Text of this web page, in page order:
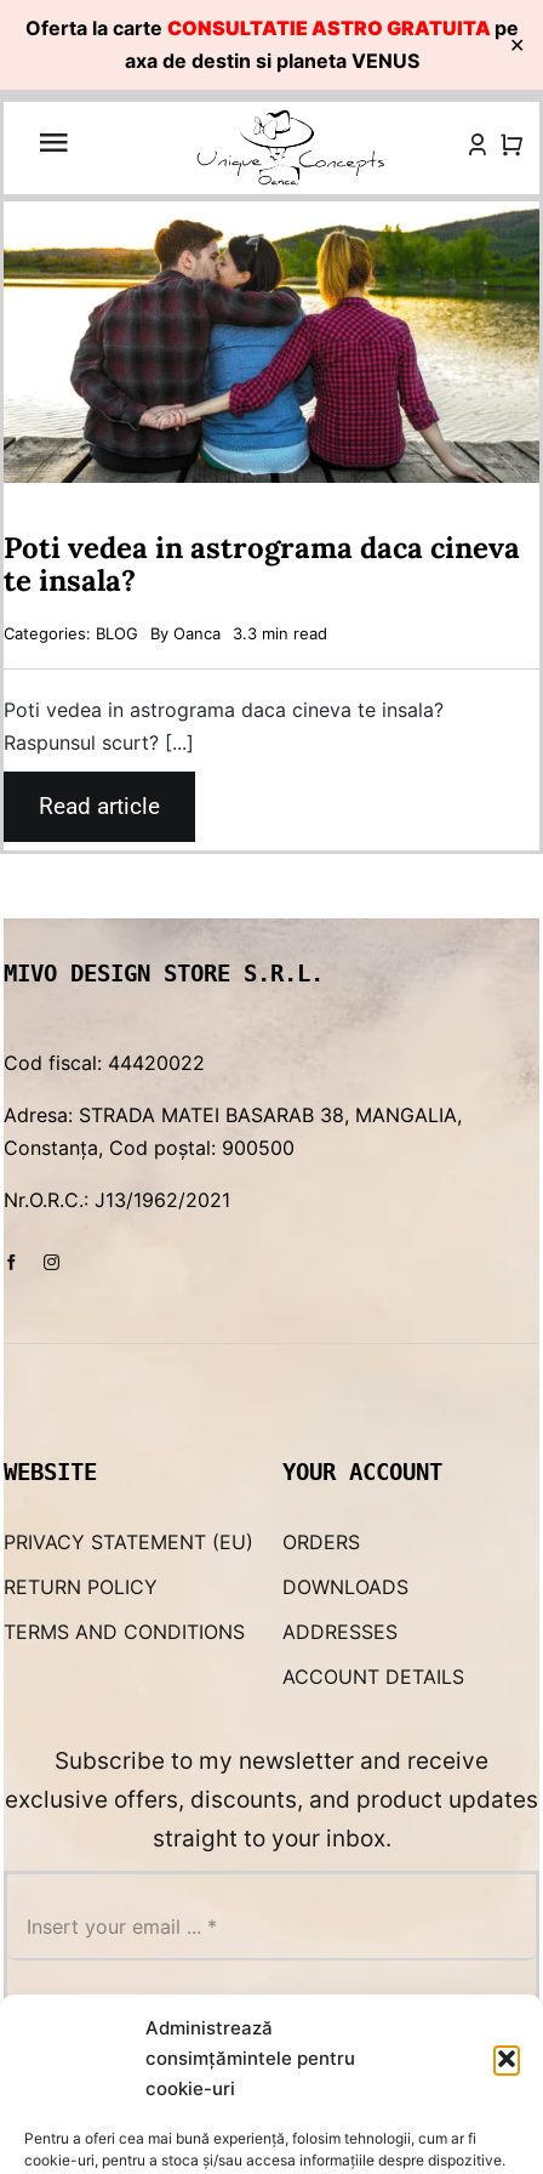
Oferta la carte CONSULTATIE ASTRO GRATUITA pe
axa de destin si planeta VENUS
✕
Administrează
consimțămintele pentru
cookie-uri
Pentru a oferi cea mai bună experiență, folosim tehnologii, cum ar fi
cookie-uri, pentru a stoca și/sau accesa informațiile despre dispozitive.
Skip
Poti vedea in astrograma daca cineva
te insala?
Categories: BLOG By Oanca 3.3 min read
Poti vedea in astrograma daca cineva te insala?
Raspunsul scurt? [...]
Read article
MIVO DESIGN STORE S.R.L.
Cod fiscal: 44420022
Adresa: STRADA MATEI BASARAB 38, MANGALIA,
Constanța, Cod poștal: 900500
Nr.O.R.C.: J13/1962/2021
WEBSITE
PRIVACY STATEMENT (EU)
RETURN POLICY
TERMS AND CONDITIONS
YOUR ACCOUNT
ORDERS
DOWNLOADS
ADDRESSES
ACCOUNT DETAILS
Subscribe to my newsletter and receive
exclusive offers, discounts, and product updates
straight to your inbox.
SUBSCRIBE